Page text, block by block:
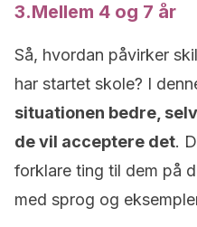
3.Mellem 4 og 7 år
Så, hvordan påvirker
har startet skole? I
situationen bedre,
de vil acceptere det.
forklare ting til dem på
med sprog og